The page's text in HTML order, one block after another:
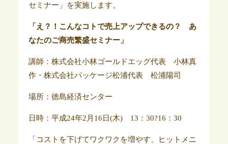
セミナー」を実施します。
「え？！こんなコトで売上アップできるの？ あ
なたのご商売繁盛セミナー」
講師：株式会社小林ゴールドエッグ代表 小林真
作・株式会社パッケージ松浦代表 松浦陽司
場所：徳島経済センター
日時：平成24年2月16日(木) 13：30?16：30
「コストを下げてワクワクを増やす、ヒットメニ